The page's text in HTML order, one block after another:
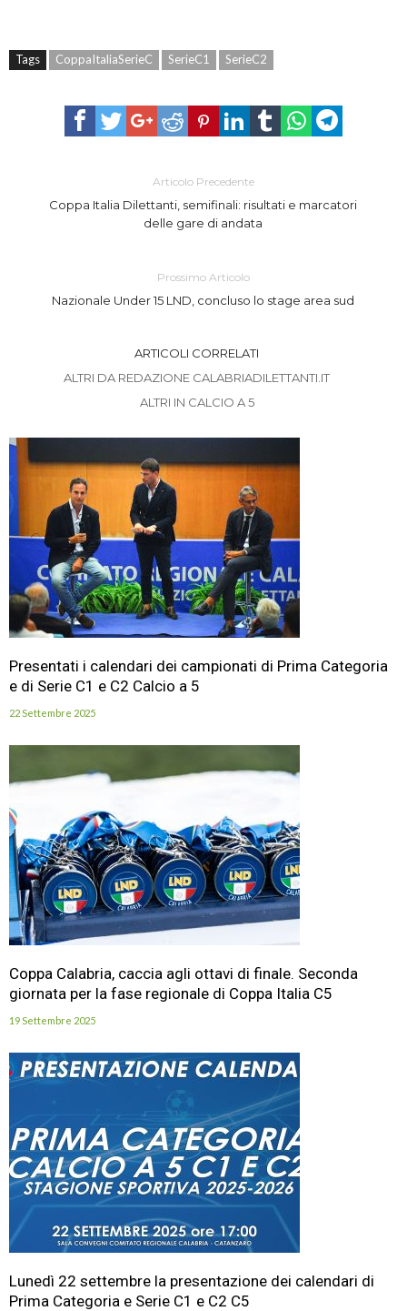
Tags CoppaItaliaSerieC SerieC1 SerieC2
Articolo Precedente
Coppa Italia Dilettanti, semifinali: risultati e marcatori
delle gare di andata
Prossimo Articolo
Nazionale Under 15 LND, concluso lo stage area sud
ARTICOLI CORRELATI
ALTRI DA REDAZIONE CALABRIADILETTANTI.IT
ALTRI IN CALCIO A 5
Presentati i calendari dei campionati di Prima Categoria
e di Serie C1 e C2 Calcio a 5
22 Settembre 2025
Coppa Calabria, caccia agli ottavi di finale. Seconda
giornata per la fase regionale di Coppa Italia C5
19 Settembre 2025
Lunedì 22 settembre la presentazione dei calendari di
Prima Categoria e Serie C1 e C2 C5